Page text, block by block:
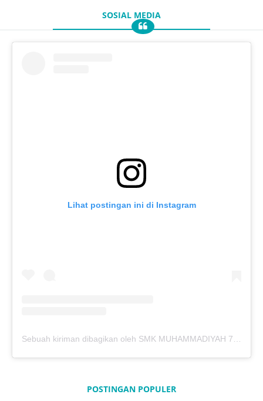
SOSIAL MEDIA
Lihat postingan ini di Instagram
Sebuah kiriman dibagikan oleh SMK MUHAMMADIYAH 7 KEDUNGPRING (@mutukdp)
POSTINGAN POPULER